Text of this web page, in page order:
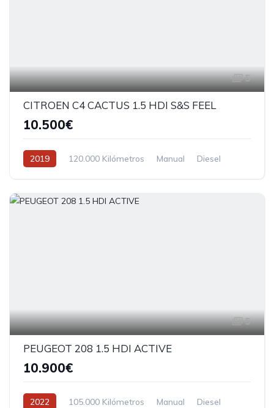
5
CITROEN C4 CACTUS 1.5 HDI S&S FEEL
10.500€
2019 120.000 Kilómetros Manual Diesel
5
PEUGEOT 208 1.5 HDI ACTIVE
10.900€
2022 105.000 Kilómetros Manual Diesel